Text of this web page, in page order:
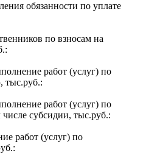
обязанности по уплате
по взносам на
работ (услуг) по
тыс.руб.:
работ (услуг) по
субсидии, тыс.руб.:
работ (услуг) по